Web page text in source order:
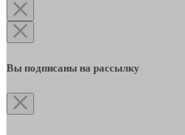
Вы подписаны на рассылку